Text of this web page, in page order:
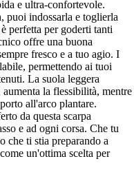
e ultra-confortevole.
puoi indossarla e toglierla
perfetta per goderti tanti
offre una buona
fresco e a tuo agio. I
permettendo ai tuoi
La suola leggera
la flessibilità, mentre
all'arco plantare.
da questa scarpa
e ad ogni corsa. Che tu
che ti stia preparando a
un'ottima scelta per